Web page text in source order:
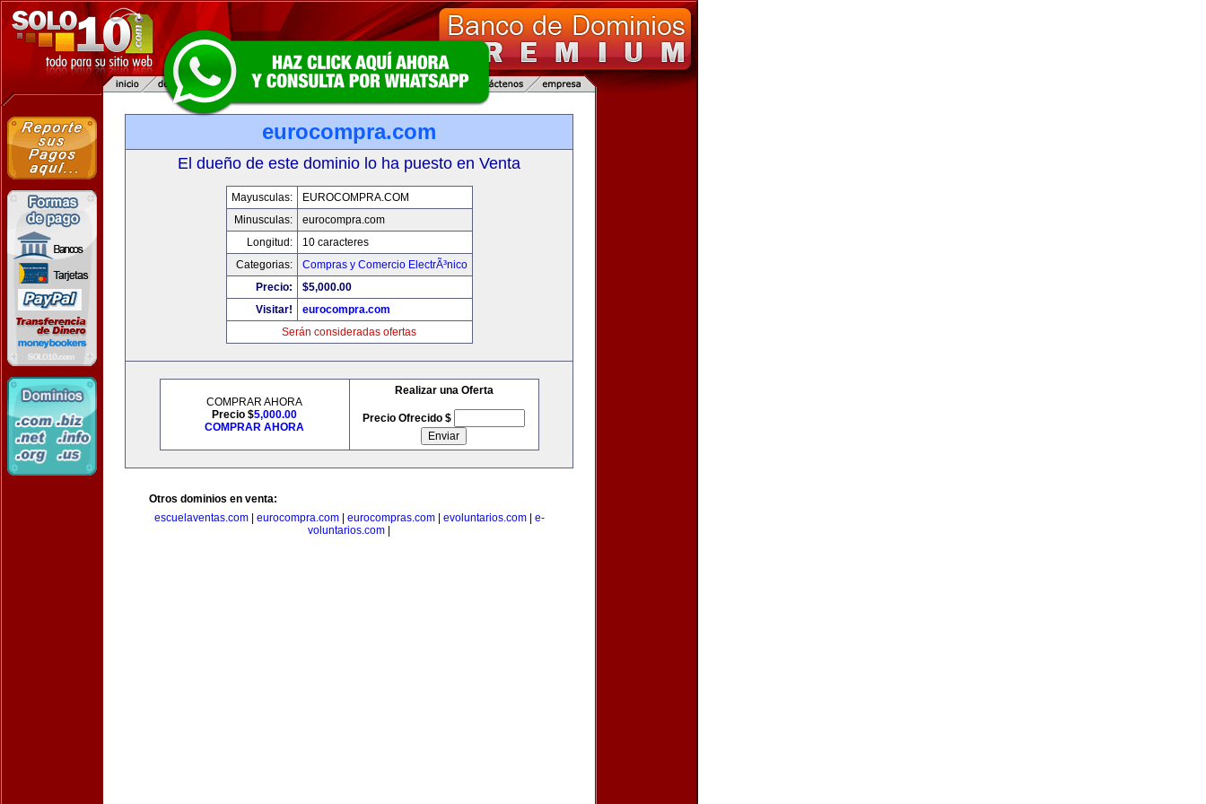
eurocompra.com
El dueño de este dominio lo ha puesto en Venta
Mayusculas:
EUROCOMPRA.COM
Minusculas:
eurocompra.com
Longitud:
10 caracteres
Categorias:
Compras y Comercio ElectrÃ³nico
Precio:
$5,000.00
Visitar!
eurocompra.com
Serán consideradas ofertas
COMPRAR AHORA
Precio $5,000.00
COMPRAR AHORA
Realizar una Oferta
Precio Ofrecido $
Otros dominios en venta:
escuelaventas.com| eurocompra.com| eurocompras.com| evoluntarios.com| e-
voluntarios.com